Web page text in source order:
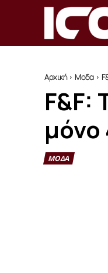
Αρχική Μοδα
F&F:
ΜΟΔΑ